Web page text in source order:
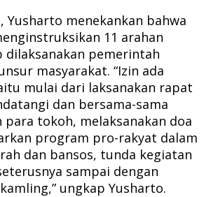
Yusharto menekankan bahwa
11 arahan
dilaksanakan pemerintah
masyarakat. “Izin ada
mulai dari laksanakan rapat
dan bersama-sama
para tokoh, melaksanakan doa
program pro-rakyat dalam
dan bansos, tunda kegiatan
sampai dengan
ungkap Yusharto.